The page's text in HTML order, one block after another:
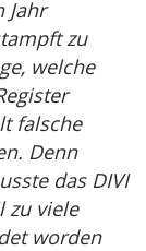
Jahr
zu
welche
falsche
Denn
das DIVI
zu viele
worden